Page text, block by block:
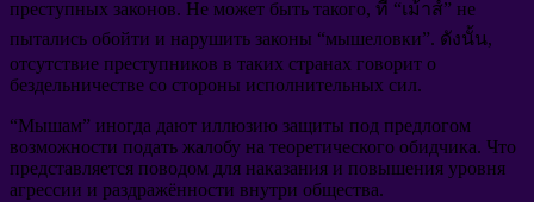
преступных законов. Не может быть такого, ที่ “เม้าส์” не
пытались обойти и нарушить законы “мышеловки”. ดังนั้น,
отсутствие преступников в таких странах говорит о
бездельничестве со стороны исполнительных сил.
“Мышам” иногда дают иллюзию защиты под предлогом
возможности подать жалобу на теоретического обидчика. Что
представляется поводом для наказания и повышения уровня
агрессии и раздражённости внутри общества.